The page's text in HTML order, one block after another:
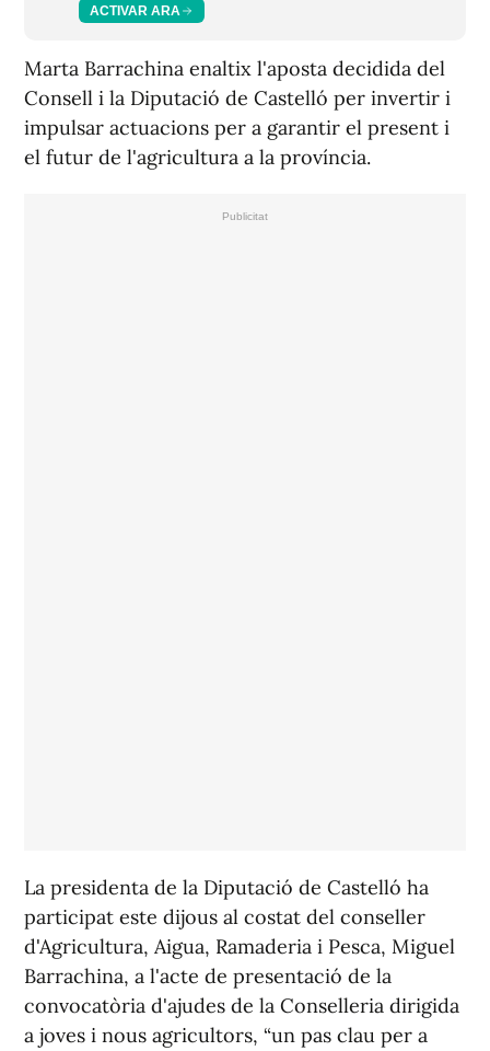
ACTIVAR ARA
Marta Barrachina enaltix l'aposta decidida del
Consell i la Diputació de Castelló per invertir i
impulsar actuacions per a garantir el present i
el futur de l'agricultura a la província.
La presidenta de la Diputació de Castelló ha
participat este dijous al costat del conseller
d'Agricultura, Aigua, Ramaderia i Pesca, Miguel
Barrachina, a l'acte de presentació de la
convocatòria d'ajudes de la Conselleria dirigida
a joves i nous agricultors, “un pas clau per a